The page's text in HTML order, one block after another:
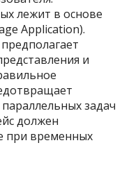
лежит в основе
Application).
и
задач
должен
при временных